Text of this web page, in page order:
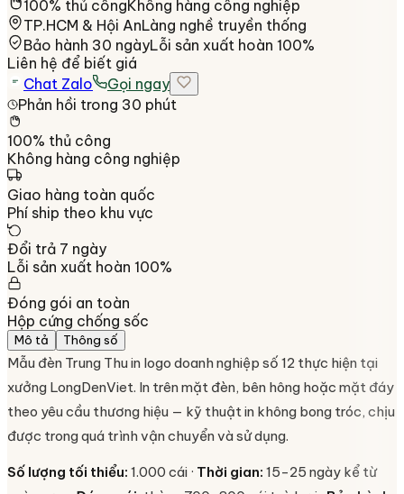
100% thủ côngKhông hàng công nghiệp
TP.HCM & Hội AnLàng nghề truyền thống
Bảo hành 30 ngàyLỗi sản xuất hoàn 100%
Liên hệ để biết giá
Chat Zalo
Gọi ngay
Phản hồi trong 30 phút
100% thủ công
Không hàng công nghiệp
Giao hàng toàn quốc
Phí ship theo khu vực
Đổi trả 7 ngày
Lỗi sản xuất hoàn 100%
Đóng gói an toàn
Hộp cứng chống sốc
Mô tả Thông số
Mẫu đèn Trung Thu in logo doanh nghiệp số 12 thực hiện tại
xưởng LongDenViet. In trên mặt đèn, bên hông hoặc mặt đáy
theo yêu cầu thương hiệu — kỹ thuật in không bong tróc, chịu
được trong quá trình vận chuyển và sử dụng.
Số lượng tối thiểu: 1.000 cái · Thời gian: 15-25 ngày kể từ